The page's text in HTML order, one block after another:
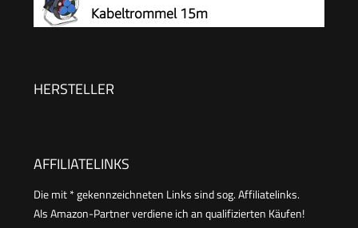
Kabeltrommel 15m
HERSTELLER
AFFILIATELINKS
Die mit * gekennzeichneten Links sind sog. Affiliatelinks.
Als Amazon-Partner verdiene ich an qualifizierten Käufen!